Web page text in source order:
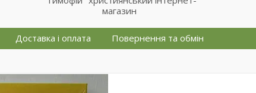
магазин
Доставка і оплата Повернення та обмін